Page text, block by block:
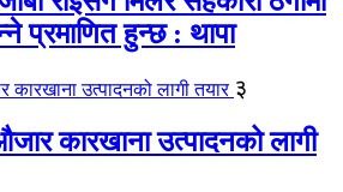
प्रमाणित हुन्छ : थापा
३
कारखाना उत्पादनको लागी